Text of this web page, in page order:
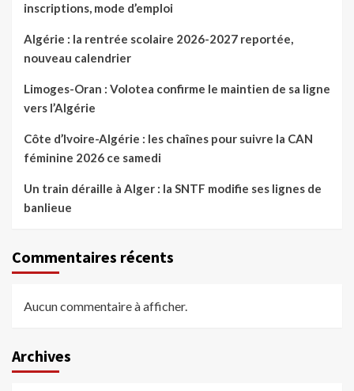
inscriptions, mode d’emploi
Algérie : la rentrée scolaire 2026-2027 reportée,
nouveau calendrier
Limoges-Oran : Volotea confirme le maintien de sa ligne
vers l’Algérie
Côte d’Ivoire-Algérie : les chaînes pour suivre la CAN
féminine 2026 ce samedi
Un train déraille à Alger : la SNTF modifie ses lignes de
banlieue
Commentaires récents
Aucun commentaire à afficher.
Archives